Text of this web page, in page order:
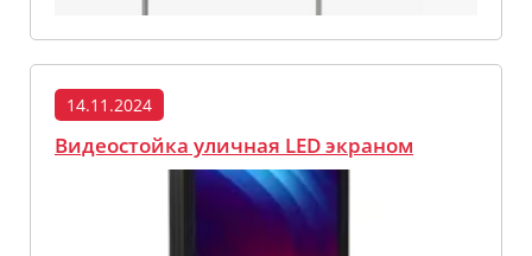
14.11.2024
Видеостойка уличная LED экраном